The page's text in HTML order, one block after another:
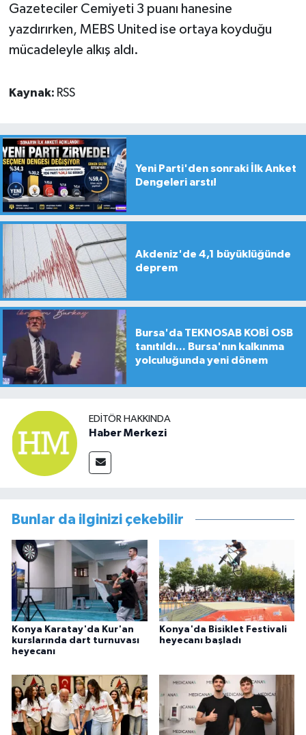
Gazeteciler Cemiyeti 3 puanı hanesine
yazdırırken, MEBS United ise ortaya koyduğu
mücadeleyle alkış aldı.
Kaynak: RSS
Yeni Parti'den sonraki İlk Anket
Dengeleri arstı!
Akdeniz'de 4,1 büyüklüğünde
deprem
Bursa'da TEKNOSAB KOBİ OSB
tanıtıldı... Bursa'nın kalkınma
yolculuğunda yeni dönem
EDITÖR HAKKINDA
Haber Merkezi
Bunlar da ilginizi çekebilir
Konya Karatay'da Kur'an
kurslarında dart turnuvası
heyecanı
Konya'da Bisiklet Festivali
heyecanı başladı